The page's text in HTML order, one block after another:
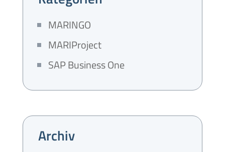
MARINGO
MARIProject
SAP Business One
Archiv